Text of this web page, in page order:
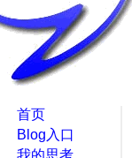
首页
Blog入口
我的思考